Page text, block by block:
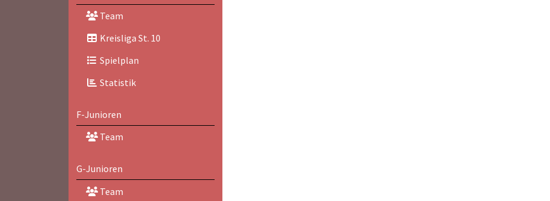
Team
Kreisliga St. 10
Spielplan
Statistik
F-Junioren
Team
G-Junioren
Team